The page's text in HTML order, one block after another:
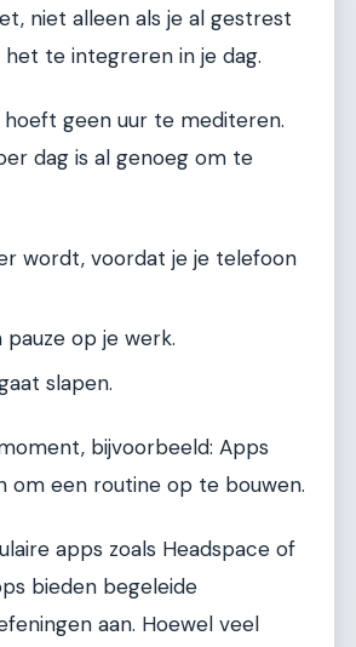
niet alleen als je al gestrest
te integreren in je dag.
hoeft geen uur te mediteren.
dag is al genoeg om te
wordt, voordat je je telefoon
pauze op je werk.
slapen.
bijvoorbeeld: Apps
om een routine op te bouwen.
apps zoals Headspace of
bieden begeleide
aan. Hoewel veel